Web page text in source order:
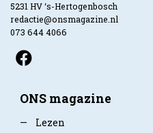
5231 HV ‘s-Hertogenbosch
redactie@onsmagazine.nl
073 644 4066
ONS magazine
—
Lezen